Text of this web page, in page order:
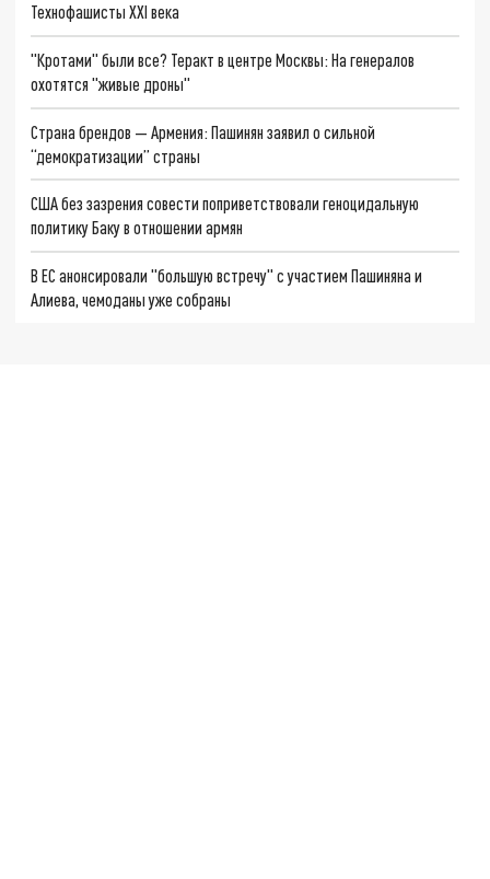
Технофашисты XXI века
"Кротами" были все? Теракт в центре Москвы: На генералов
охотятся "живые дроны"
Страна брендов — Армения: Пашинян заявил о сильной
“демократизации” страны
США без зазрения совести поприветствовали геноцидальную
политику Баку в отношении армян
В ЕС анонсировали "большую встречу" с участием Пашиняна и
Алиева, чемоданы уже собраны